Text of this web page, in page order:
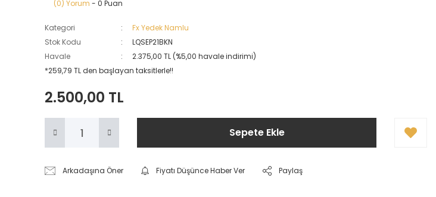
(0) Yorum - 0 Puan
Kategori
Fx Yedek Namlu
Stok Kodu
LQSEP21BKN
Havale
2.375,00 TL (%5,00 havale indirimi)
*259,79 TL den başlayan taksitlerle!!
2.500,00 TL
Sepete Ekle
Arkadaşına Öner Fiyatı Düşünce Haber Ver Paylaş